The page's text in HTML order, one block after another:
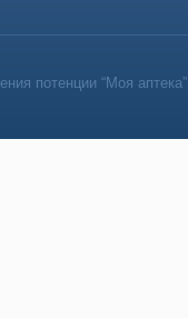
потенции “Моя